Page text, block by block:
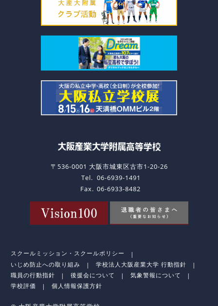
〒536-0001 大阪市城東区古市1-20-26
Tel. 06-6939-1491
Fax. 06-6933-8482
スクールミッション・スクールポリシー
いじめ防止への取り組み
学校法人大阪産業大学 行動指針
職員の行動指針
後援会について
気象警報について
学校評価
個人情報保護方針